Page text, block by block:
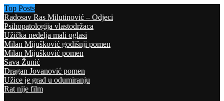
Top Posts
Radosav Ras Milutinović – Odjeci
Psihopatologija vlastodržaca
Užička nedelja mali oglasi
Milan Mijušković godišnji pomen
Milan Mijušković pomen
Sava Žunić
Dragan Jovanović pomen
Užice je grad u odumiranju
Rat nije film